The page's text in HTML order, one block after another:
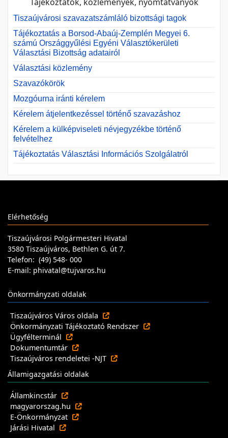
Tiszaújvárosi szavazatszámláló bizottsági tagok
Tájékoztatás a Borsod-Abaúj-Zemplén Megyei 6.
számú Országgyűlési Egyéni Választókerületi
Választási Bizottság adatairól
Választási közlemény
Szavazókörök
Mozgóurna iránti kérelem
Kérelem átjelentkezéssel történő szavazáshoz
Kérelem a külképviseleti névjegyzékbe történő
felvételhez
Tájékoztatás Választási Információs Szolgálatról
Elérhetőség
Tiszaújvárosi Polgármesteri Hivatal
3580 Tiszaújváros, Bethlen G. út 7.
Telefon: (49) 548- 000
E-mail: phivatal@tujvaros.hu
Önkormányzati oldalak
Tiszaújváros Város oldala
Önkormányzati Tájékoztató Rendszer
Ügyfélterminál
Dokumentumtár
Tiszaújváros rendeletei -NJT
Államigazgatási oldalak
Államkincstár
magyarorszag.hu
E-Önkormányzat
Járási Hivatal